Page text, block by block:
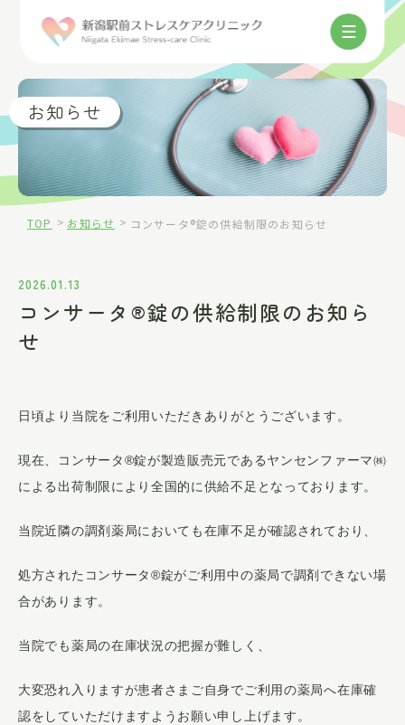
025-384-8832
当院について
医師紹介
お知らせ
アクセス
プライバシーポリシー
お知らせ
TOP > お知らせ > コンサータ®錠の供給制限のお知らせ
2026.01.13
コンサータ®錠の供給制限のお知ら
せ
日頃より当院をご利用いただきありがとうございます。
現在、コンサータ®錠が製造販売元であるヤンセンファーマ㈱
による出荷制限により全国的に供給不足となっております。
当院近隣の調剤薬局においても在庫不足が確認されており、
処方されたコンサータ®錠がご利用中の薬局で調剤できない場
合があります。
当院でも薬局の在庫状況の把握が難しく、
大変恐れ入りますが患者さまご自身でご利用の薬局へ在庫確
認をしていただけますようお願い申し上げます。